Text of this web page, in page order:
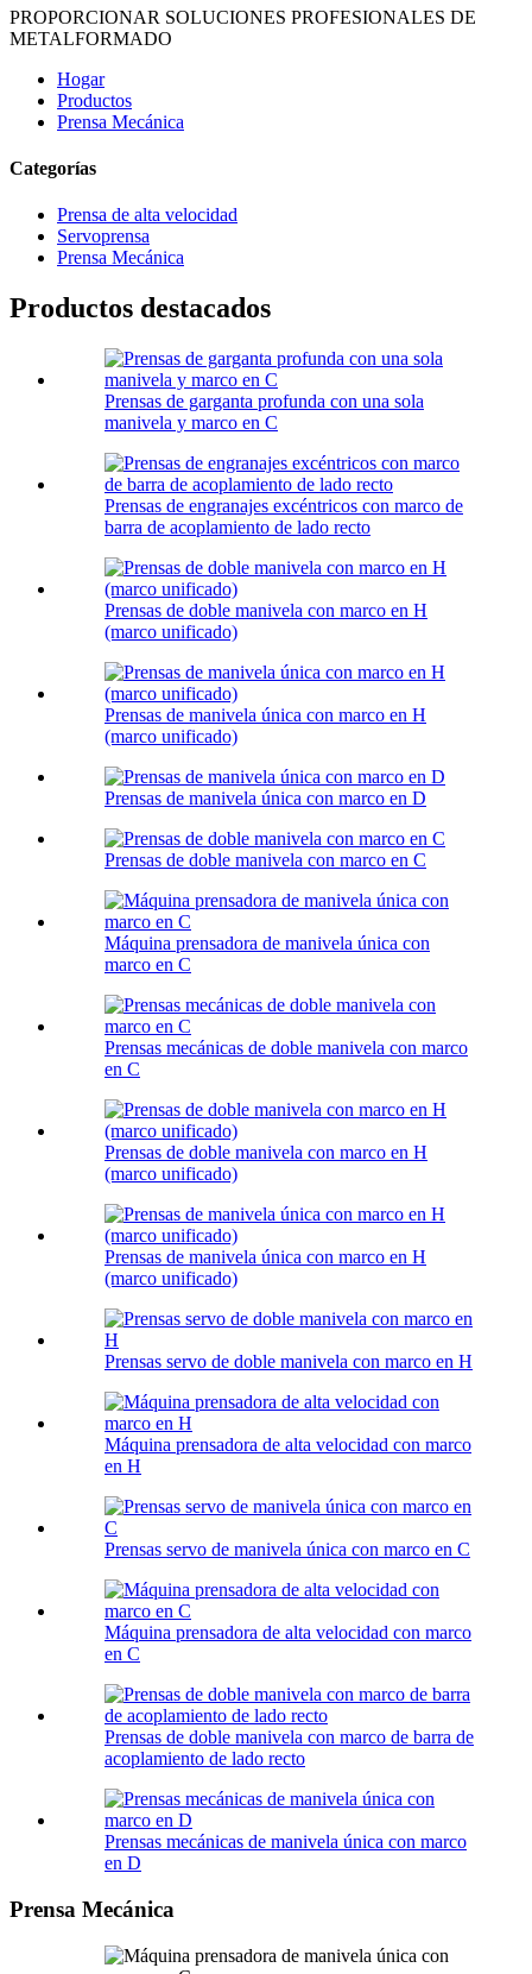
PROPORCIONAR SOLUCIONES PROFESIONALES DE
METALFORMADO
Hogar
Productos
Prensa Mecánica
Categorías
Prensa de alta velocidad
Servoprensa
Prensa Mecánica
Productos destacados
Prensas de garganta profunda con una sola
manivela y marco en C
Prensas de engranajes excéntricos con marco de
barra de acoplamiento de lado recto
Prensas de doble manivela con marco en H
(marco unificado)
Prensas de manivela única con marco en H
(marco unificado)
Prensas de manivela única con marco en D
Prensas de doble manivela con marco en C
Máquina prensadora de manivela única con
marco en C
Prensas mecánicas de doble manivela con marco
en C
Prensas de doble manivela con marco en H
(marco unificado)
Prensas de manivela única con marco en H
(marco unificado)
Prensas servo de doble manivela con marco en H
Máquina prensadora de alta velocidad con marco
en H
Prensas servo de manivela única con marco en C
Máquina prensadora de alta velocidad con marco
en C
Prensas de doble manivela con marco de barra de
acoplamiento de lado recto
Prensas mecánicas de manivela única con marco
en D
Prensa Mecánica